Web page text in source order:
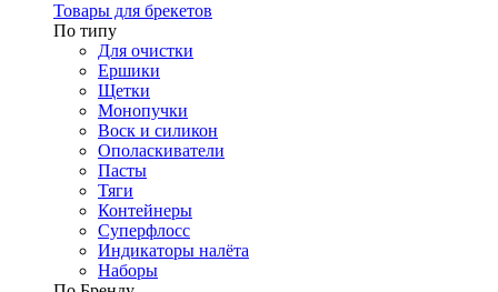
Товары для брекетов
По типу
Для очистки
Ершики
Щетки
Монопучки
Воск и силикон
Ополаскиватели
Пасты
Тяги
Контейнеры
Суперфлосс
Индикаторы налёта
Наборы